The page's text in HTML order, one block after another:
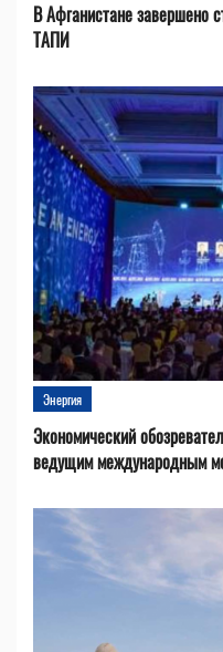
В Афганистане завершено
ТАПИ
Энергия
Экономический
ведущим международным